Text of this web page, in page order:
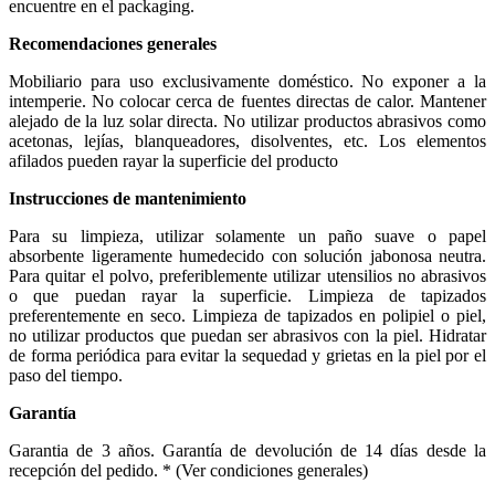
encuentre en el packaging.
Recomendaciones generales
Mobiliario para uso exclusivamente doméstico. No exponer a la
intemperie. No colocar cerca de fuentes directas de calor. Mantener
alejado de la luz solar directa. No utilizar productos abrasivos como
acetonas, lejías, blanqueadores, disolventes, etc. Los elementos
afilados pueden rayar la superficie del producto
Instrucciones de mantenimiento
Para su limpieza, utilizar solamente un paño suave o papel
absorbente ligeramente humedecido con solución jabonosa neutra.
Para quitar el polvo, preferiblemente utilizar utensilios no abrasivos
o que puedan rayar la superficie. Limpieza de tapizados
preferentemente en seco. Limpieza de tapizados en polipiel o piel,
no utilizar productos que puedan ser abrasivos con la piel. Hidratar
de forma periódica para evitar la sequedad y grietas en la piel por el
paso del tiempo.
Garantía
Garantia de 3 años. Garantía de devolución de 14 días desde la
recepción del pedido. * (Ver condiciones generales)